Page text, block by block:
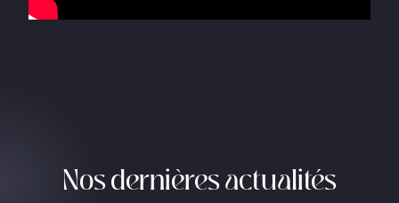
Nos dernières actualités